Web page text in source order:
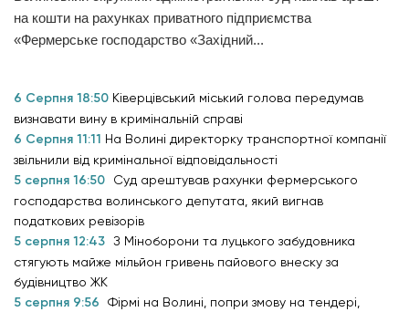
на кошти на рахунках приватного підприємства
«Фермерське господарство «Західний...
6 Серпня 18:50 Ківерцівський міський голова передумав
визнавати вину в кримінальній справі
6 Серпня 11:11 На Волині директорку транспортної компанії
звільнили від кримінальної відповідальності
5 серпня 16:50
Суд арештував рахунки фермерського
господарства волинського депутата, який вигнав
податкових ревізорів
5 серпня 12:43 З Міноборони та луцького забудовника
стягують майже мільйон гривень пайового внеску за
будівництво ЖК
5 серпня 9:56
Фірмі на Волині, попри змову на тендері,